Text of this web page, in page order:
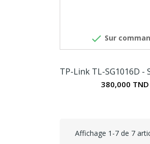
 Sur
380,000 TND
Affichage 1-7 de 7